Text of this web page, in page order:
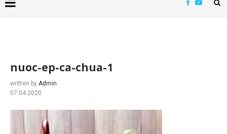
nuoc-ep-ca-chua-1
written by Admin
07.04.2020